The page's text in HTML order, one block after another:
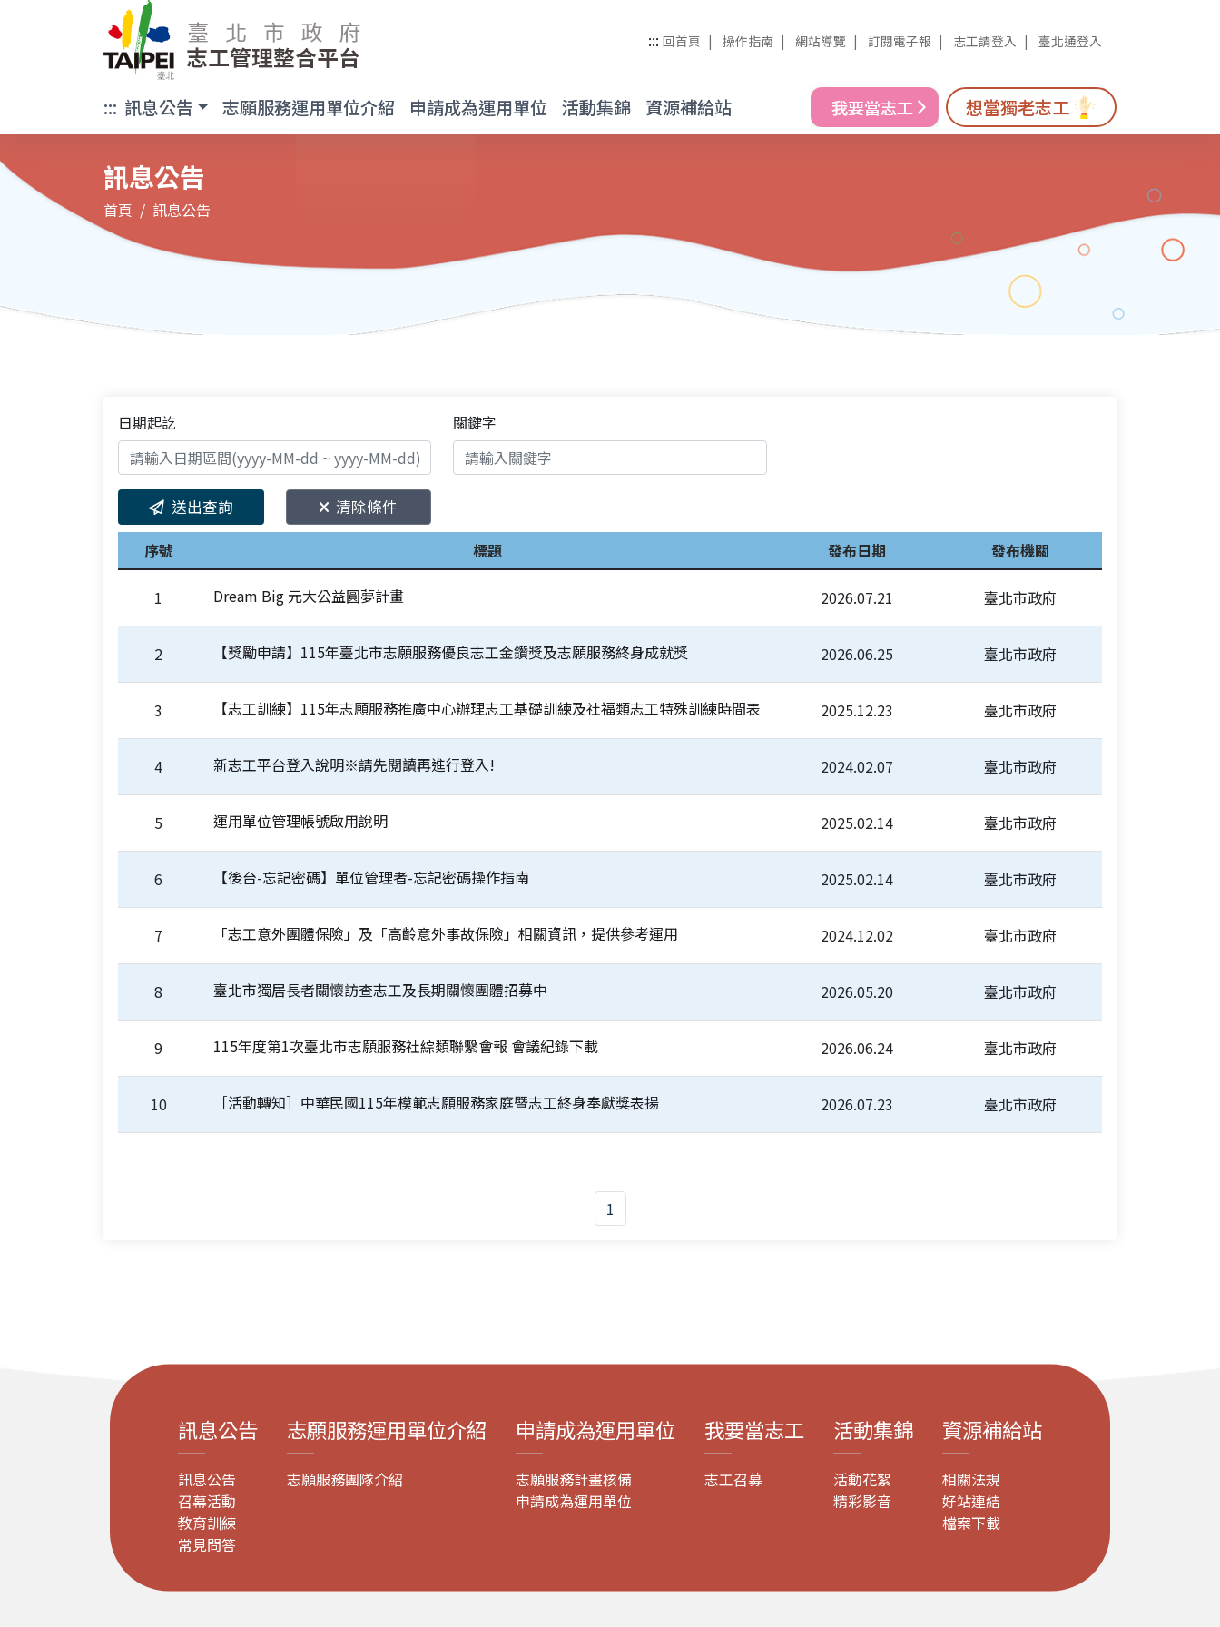
臺北市政府 志工管理整合平台 ::: 回首頁 操作指南 網站導覽 訂閱電子報 志工請登入 臺北通登入
::: 訊息公告 志願服務運用單位介紹 申請成為運用單位 活動集錦 資源補給站 想當獨老志工
訊息公告
首頁 訊息公告
日期起訖 關鍵字
送出查詢
清除條件
序號
標題 發布日期 發布機關
1 Dream Big 元大公益圓夢計畫 2026.07.21 臺北市政府
2 【獎勵申請】115年臺北市志願服務優良志工金鑽獎及志願服務終身成就獎 2026.06.25 臺北市政府
3 【志工訓練】115年志願服務推廣中心辦理志工基礎訓練及社福類志工特殊訓練時間表 2025.12.23 臺北市政府
4 新志工平台登入說明※請先閱讀再進行登入! 2024.02.07 臺北市政府
5 運用單位管理帳號啟用說明 2025.02.14 臺北市政府
6 【後台-忘記密碼】單位管理者-忘記密碼操作指南 2025.02.14 臺北市政府
7 「志工意外團體保險」及「高齡意外事故保險」相關資訊，提供參考運用 2024.12.02 臺北市政府
8 臺北市獨居長者關懷訪查志工及長期關懷團體招募中 2026.05.20 臺北市政府
9 115年度第1次臺北市志願服務社綜類聯繫會報 會議紀錄下載 2026.06.24 臺北市政府
10 ［活動轉知］中華民國115年模範志願服務家庭暨志工終身奉獻獎表揚 2026.07.23 臺北市政府
1
訊息公告
訊息公告
召幕活動
教育訓練
常見問答
志願服務運用單位介紹
志願服務團隊介紹
申請成為運用單位
志願服務計畫核備
申請成為運用單位
我要當志工
志工召募
活動集錦
活動花絮
精彩影音
資源補給站
相關法規
好站連結
檔案下載